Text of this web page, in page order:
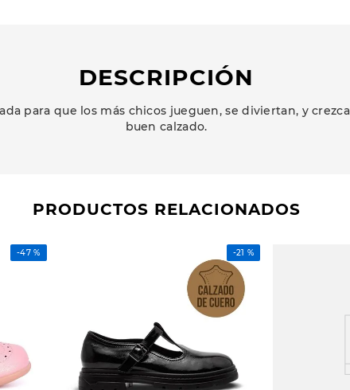
DESCRIPCIÓN
para que los más chicos jueguen, se diviertan, y
buen calzado.
PRODUCTOS RELACIONADOS
-47 % -21 %